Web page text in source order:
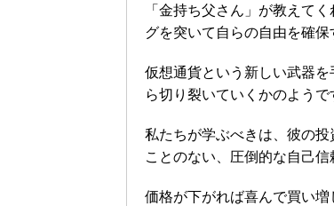
「金持ち父さん」が教えて
グを突いて自らの自由を確保
仮想通貨という新しい武器
ら切り裂いていくかのようで
私たちが学ぶべきは、彼の
ことのない、圧倒的な自己信
価格が下がれば喜んで買い